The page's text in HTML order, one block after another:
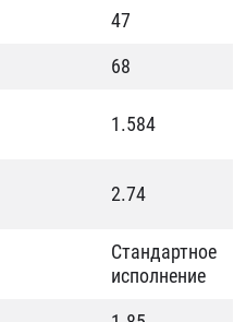
47
68
1.584
2.74
Стандартное
исполнение